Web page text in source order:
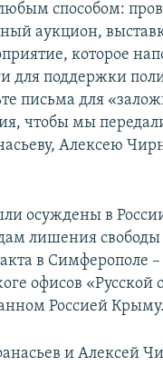
способом:
аукцион,
которое
для поддержки
письма для
чтобы мы
Алексею
осуждены в
лишения свободы
в Симферополе
офисов
Россией Крыму.
и Алексей